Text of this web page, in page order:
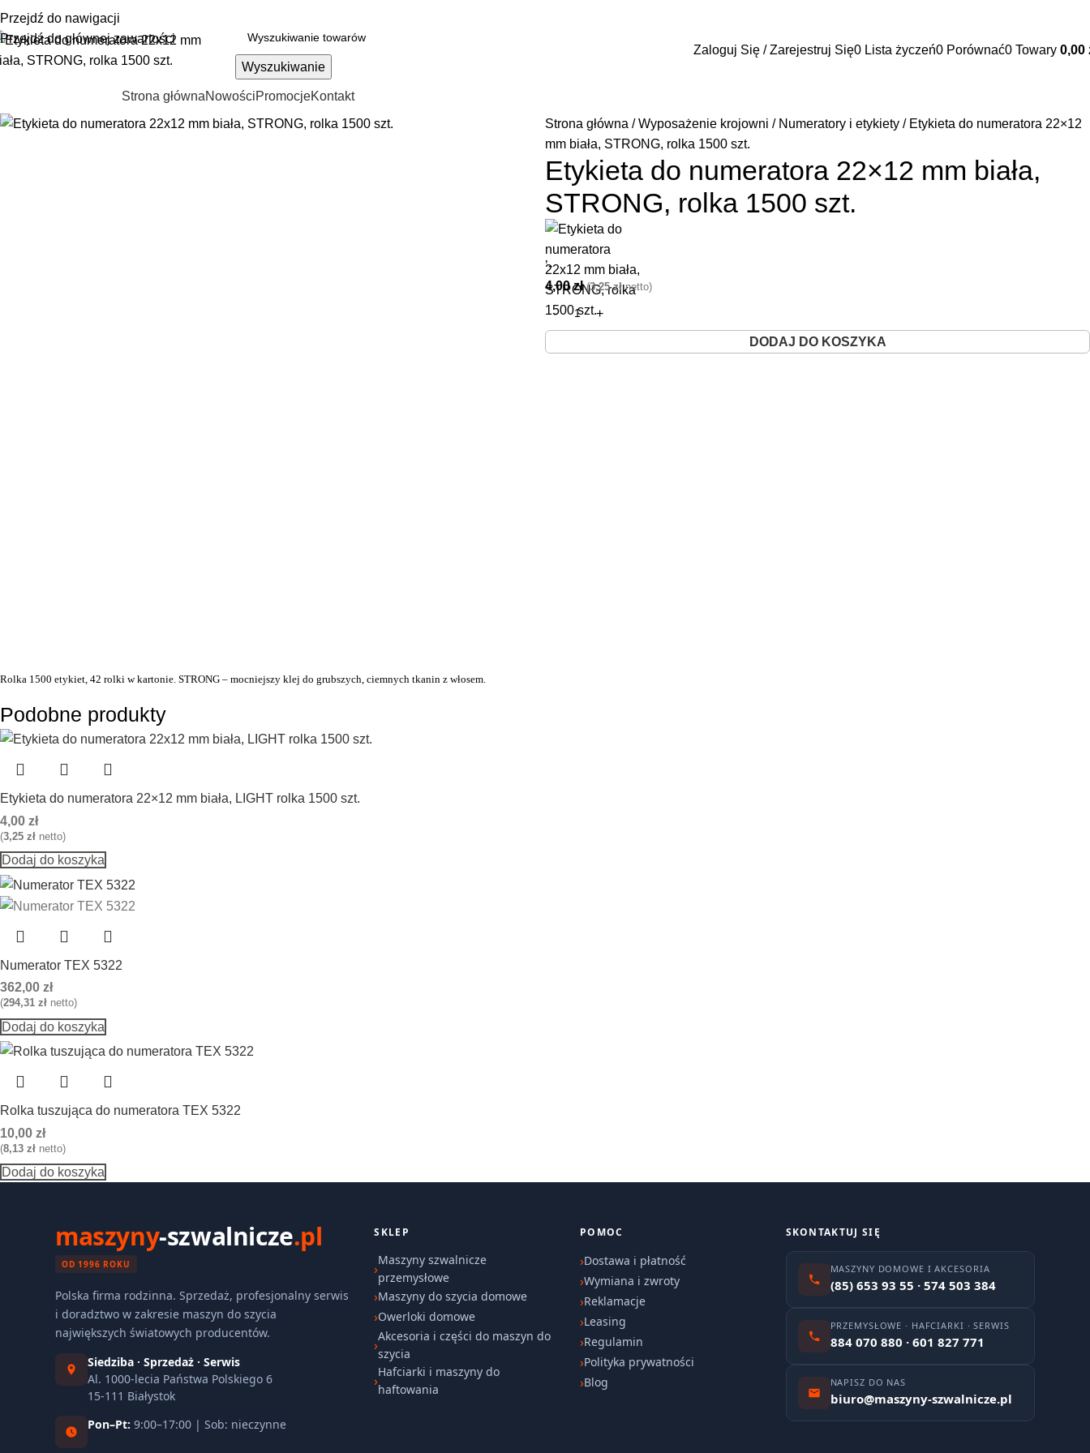
Przejdź do nawigacji
Przejdź do głównej zawartości
Wyszukiwanie
Zaloguj Się / Zarejestruj Się0 Lista życzeń0 Porównać0 Towary 0,00
Strona głównaNowościPromocjeKontakt
Strona główna
Wyposażenie krojowni Numeratory i etykiety
Etykieta do numeratora 22×12
mm biała, STRONG, rolka 1500 szt.
Etykieta do numeratora 22×12 mm biała,
STRONG, rolka 1500 szt.
’-
4,00zł (3,25złnetto)
DODAJ DO KOSZYKA
Rolka 1500 etykiet, 42 rolki w kartonie. STRONG – mocniejszy klej do grubszych, ciemnych tkanin z włosem.
Podobne produkty
Etykieta do numeratora 22×12 mm biała, LIGHT rolka 1500 szt.
4,00 zł
(3,25 zł netto)
Dodaj do koszyka
Numerator TEX 5322
362,00 zł
(294,31 zł netto)
Dodaj do koszyka
Rolka tuszująca do numeratora TEX 5322
10,00 zł
(8,13 zł netto)
Dodaj do koszyka
maszyny-szwalnicze.pl
OD 1996 ROKU
Polska firma rodzinna. Sprzedaż, profesjonalny serwis
i doradztwo w zakresie maszyn do szycia
największych światowych producentów.
Siedziba · Sprzedaż · Serwis
Al. 1000-lecia Państwa Polskiego 6
15-111 Białystok
Pon–Pt: 9:00–17:00 | Sob: nieczynne
SKLEP
Maszyny szwalnicze
przemysłowe
Maszyny do szycia domowe
Owerloki domowe
Akcesoria i części do maszyn do
szycia
Hafciarki i maszyny do
haftowania
POMOC
Dostawa i płatność
Wymiana i zwroty
Reklamacje
Leasing
Regulamin
Polityka prywatności
Blog
SKONTAKTUJ SIĘ
MASZYNY DOMOWE I AKCESORIA
(85) 653 93 55 · 574 503 384
PRZEMYSŁOWE · HAFCIARKI · SERWIS
884 070 880 · 601 827 771
NAPISZ DO NAS
biuro@maszyny-szwalnicze.pl